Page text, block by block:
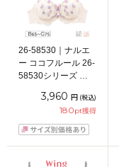
26-58530｜ナルエ
ー ココフルール 26-
58530シリーズ ブ
イヤーブラ
BCDEFGカップ ア
ンダー65/70/75cm
3,960 円 (税込)
180pt獲得